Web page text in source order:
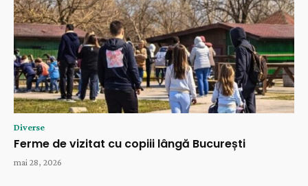
Diverse
Ferme de vizitat cu copiii lângă București
mai 28, 2026